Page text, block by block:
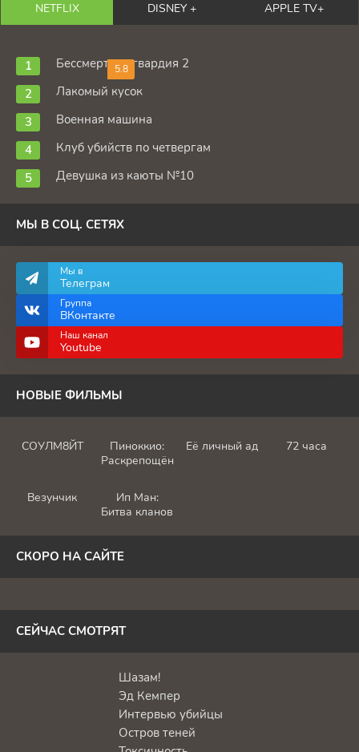
NETFLIX DISNEY + APPLE TV+
5.8
Бессмертная гвардия 2
Лакомый кусок
Военная машина
Клуб убийств по четвергам
Девушка из каюты №10
МЫ В СОЦ. СЕТЯХ
Мы в
Телеграм
Группа
ВКонтакте
Наш канал
Youtube
НОВЫЕ ФИЛЬМЫ
СОУЛМ8ЙТ
Пиноккио:
Раскрепощённый
Её личный ад 72 часа
Везунчик
Ип Ман:
Битва кланов
СКОРО НА САЙТЕ
СЕЙЧАС СМОТРЯТ
Шазам!
Эд Кемпер
Интервью убийцы
Остров теней